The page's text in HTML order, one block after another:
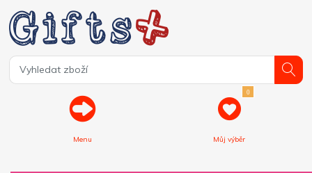
Menu
0
Můj výběr